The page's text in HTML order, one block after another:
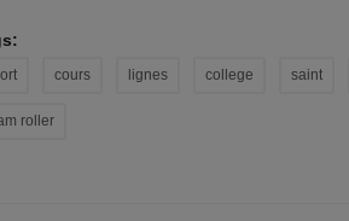
cours lignes college saint
roller